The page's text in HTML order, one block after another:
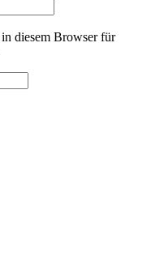
diesem Browser für